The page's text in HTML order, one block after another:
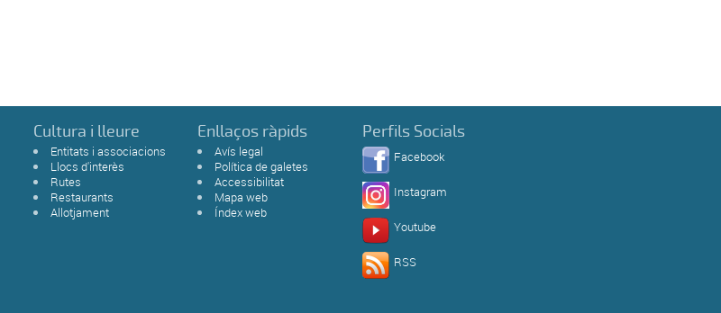
Cultura i lleure
Entitats i associacions
Llocs d'interès
Rutes
Restaurants
Allotjament
Enllaços ràpids
Avís legal
Política de galetes
Accessibilitat
Mapa web
Índex web
Perfils Socials
Facebook
Instagram
Youtube
RSS